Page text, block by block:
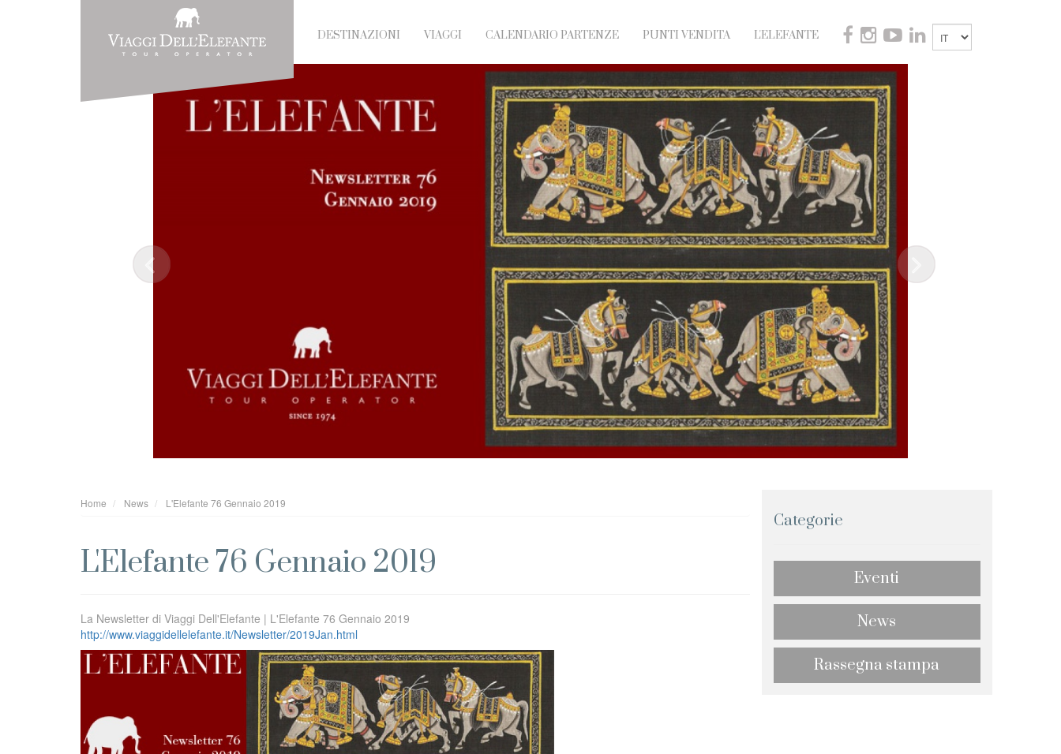
DESTINAZIONI VIAGGI CALENDARIO PARTENZE PUNTI VENDITA L'ELEFANTE
Home News L'Elefante 76 Gennaio 2019
L'Elefante 76 Gennaio 2019
La Newsletter di Viaggi Dell'Elefante | L'Elefante 76 Gennaio 2019
http://www.viaggidellelefante.it/Newsletter/2019Jan.html
Categorie
Eventi
News
Rassegna stampa